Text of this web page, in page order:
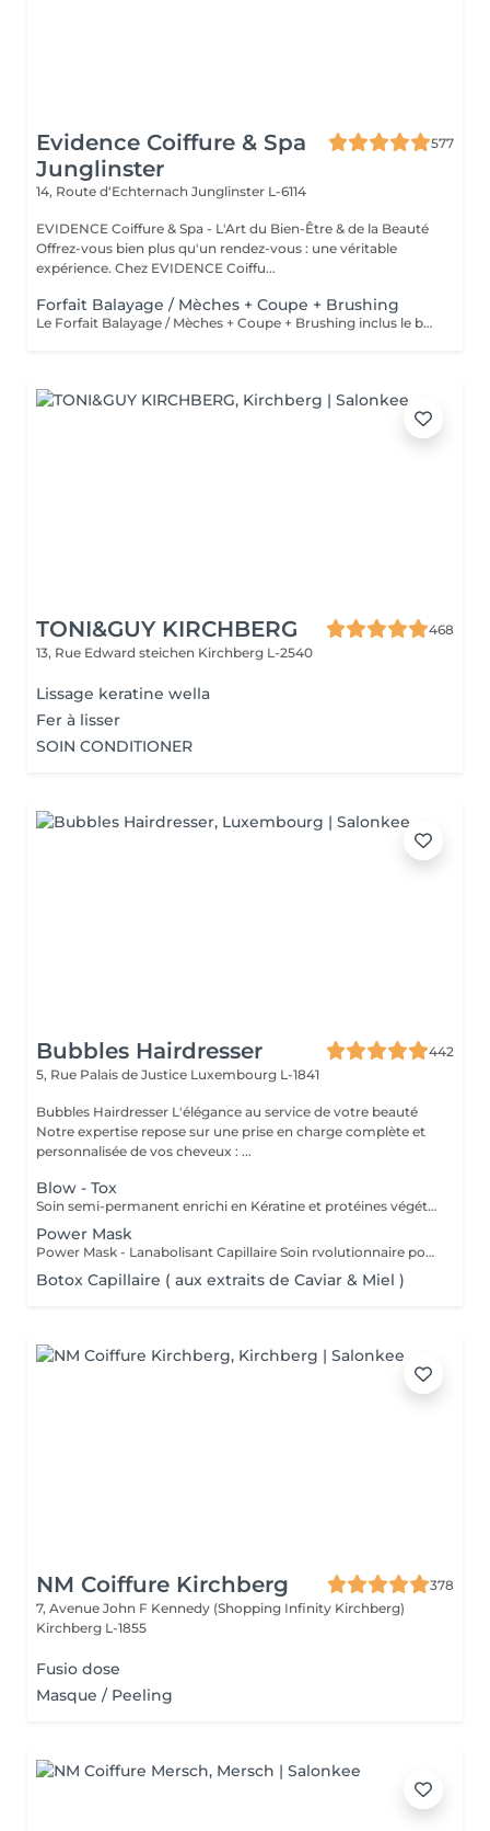
Evidence Coiffure & Spa
Junglinster
577
14, Route d‘Echternach Junglinster L-6114
EVIDENCE Coiffure & Spa - L'Art du Bien-Être & de la Beauté
Offrez-vous bien plus qu'un rendez-vous : une véritable
expérience. Chez EVIDENCE Coiffu...
Forfait Balayage / Mèches + Coupe + Brushing
Le Forfait Balayage / Mèches + Coupe + Brushing inclus le balayage, le traitement, la coupe, le brushing, le shampoing et le soin. Le prix pourra varier en fonction de la longueur des cheveux. Pour tout renseignement complémentaire, n'hésitez pas à nous appeler.
TONI&GUY KIRCHBERG
468
13, Rue Edward steichen Kirchberg L-2540
Lissage keratine wella
Fer à lisser
SOIN CONDITIONER
Bubbles Hairdresser
442
5, Rue Palais de Justice Luxembourg L-1841
Bubbles Hairdresser L'élégance au service de votre beauté
Notre expertise repose sur une prise en charge complète et
personnalisée de vos cheveux : ...
Blow - Tox
Soin semi-permanent enrichi en Kératine et protéines végétales Info : Vous allez devoir choisir une finition afin de compléter le service - Brushing ou Coupe/Brushing .
Power Mask
Power Mask - Lanabolisant Capillaire Soin rvolutionnaire pour cheveux abims & sensibiliss
Botox Capillaire ( aux extraits de Caviar & Miel )
NM Coiffure Kirchberg
378
7, Avenue John F Kennedy (Shopping Infinity Kirchberg)
Kirchberg L-1855
Fusio dose
Masque / Peeling